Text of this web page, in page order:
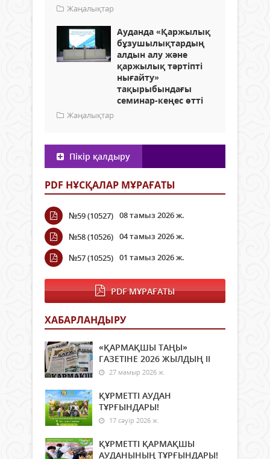
Жаңалықтар
Ауданда «Қаржылық
бұзушылықтардың
алдын алу және
қаржылық тәртіпті
нығайту»
тақырыбындағы
семинар-кеңес өтті
Жаңалықтар
Пікір қалдыру
PDF НҰСҚАЛАР МҰРАҒАТЫ
№59 (10527) 08 тамыз 2026 ж.
№58 (10526) 04 тамыз 2026 ж.
№57 (10525) 01 тамыз 2026 ж.
PDF МҰРАҒАТЫ
ХАБАРЛАНДЫРУ
«ҚАРМАҚШЫ ТАҢЫ»
ГАЗЕТІНЕ 2026 ЖЫЛДЫҢ ІI
27 мамыр 2026 ж.
ҚҰРМЕТТІ АУДАН
ТҰРҒЫНДАРЫ!
17 сәуір 2026 ж.
ҚҰРМЕТТІ ҚАРМАҚШЫ
АУДАНЫНЫҢ ТҰРҒЫНДАРЫ!